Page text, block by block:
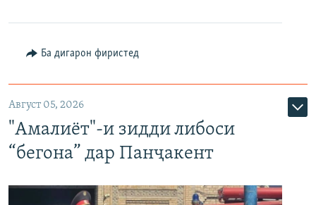
Ба дигарон фиристед
Август 05, 2026
"Амалиёт"-и зидди либоси
“бегона” дар Панҷакент